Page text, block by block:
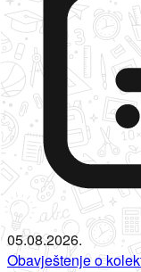
05.08.2026.
Obavještenje o